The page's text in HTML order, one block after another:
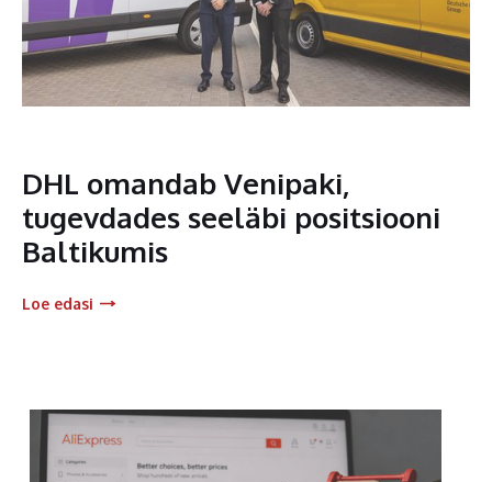
DHL omandab Venipaki,
tugevdades seeläbi positsiooni
Baltikumis
Loe edasi